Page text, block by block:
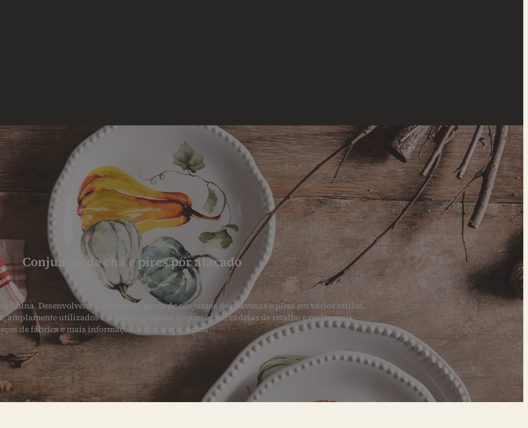
Conjuntos de chá e pires por atacado
Desenvolvemos uma vasta gama de conjuntos de chávenas e pires em vários estilos,
utilizados em hotéis, projetos de presentes, cadeias de retalho e muito mais.
de fábrica e mais informações sobre os produtos.